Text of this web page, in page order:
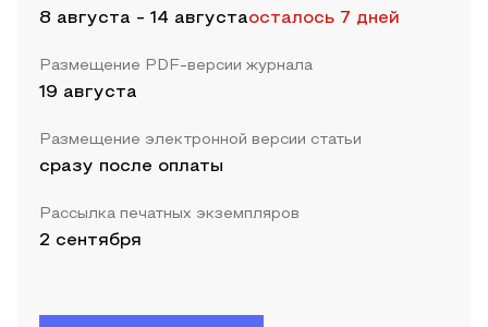
8 августа - 14 августаосталось 7 дней
Размещение PDF-версии журнала
19 августа
Размещение электронной версии статьи
сразу после оплаты
Рассылка печатных экземпляров
2 сентября